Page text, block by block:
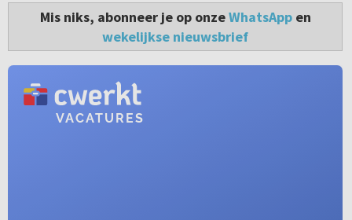
Mis niks, abonneer je op onzeWhatsAppen
wekelijkse nieuwsbrief